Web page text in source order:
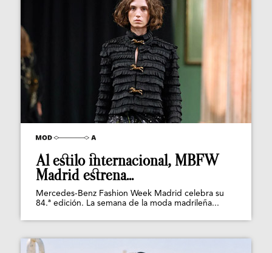
Al estilo internacional, MBFW
Madrid estrena...
Mercedes-Benz Fashion Week Madrid celebra su
84.ª edición. La semana de la moda madrileña...